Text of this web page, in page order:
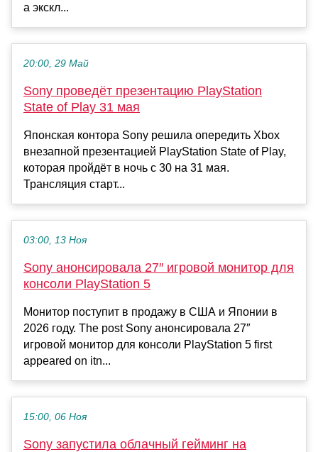
а экскл...
20:00, 29 Май
Sony проведёт презентацию PlayStation
State of Play 31 мая
Японская контора Sony решила опередить Xbox
внезапной презентацией PlayStation State of Play,
которая пройдёт в ночь с 30 на 31 мая.
Трансляция старт...
03:00, 13 Ноя
Sony анонсировала 27″ игровой монитор для
консоли PlayStation 5
Монитор поступит в продажу в США и Японии в
2026 году. The post Sony анонсировала 27″
игровой монитор для консоли PlayStation 5 first
appeared on itn...
15:00, 06 Ноя
Sony запустила облачный гейминг на